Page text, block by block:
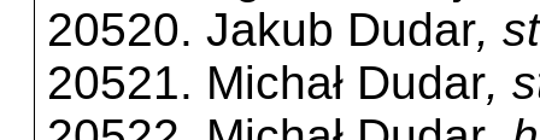
20520. Jakub Dudar,
20521. Michał Dudar,